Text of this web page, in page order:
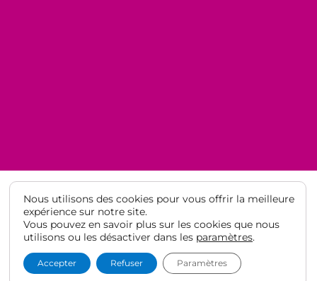
© Lycée Français de Barcelone 2021· Mentions légales ·
des données
Nous utilisons des cookies pour vous offrir la meilleure
expérience sur notre site.
Vous pouvez en savoir plus sur les cookies que nous
utilisons ou les désactiver dans les paramètres.
Accepter Refuser Paramètres